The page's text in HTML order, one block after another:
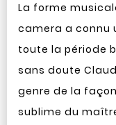
La forme
camera a connu
toute la période
sans doute
genre de la
sublime du